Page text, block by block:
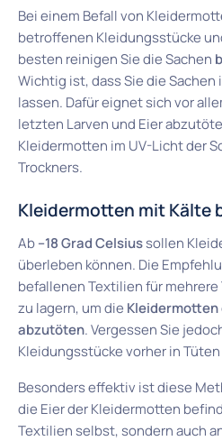
Bei einem Befall von
betroffenen Kleidungsstücke
besten reinigen Sie die Sachen
Wichtig ist, dass Sie die
lassen. Dafür eignet sich vor
letzten Larven und Eier
Kleidermotten im UV-Licht der
Trockners.
Kleidermotten mit Kälte
Ab–18 Grad Celsiussollen
überleben können. Die
befallenen Textilien für
zu lagern, um die
abzutöten. Vergessen Sie
Kleidungsstücke vorher in
Besonders effektiv ist diese
die Eier der Kleidermotten
Textilien selbst, sondern auch